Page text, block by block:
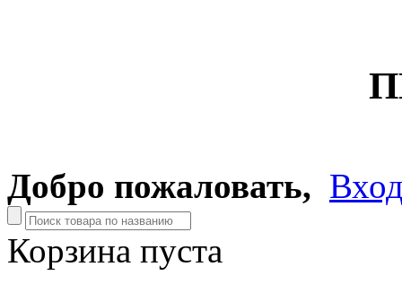
Добро пожаловать,
Корзина пуста